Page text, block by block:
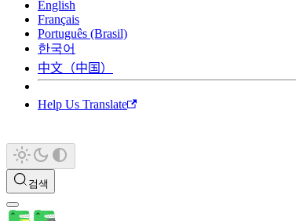
English
Français
Português (Brasil)
한국어
中文（中国）
Help Us Translate
검색